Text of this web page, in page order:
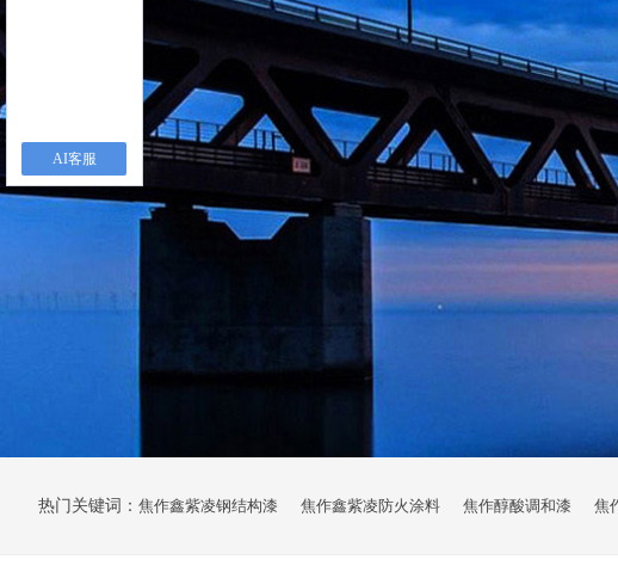
热门关键词： 焦作鑫紫凌钢结构漆 焦作鑫紫凌防火涂料 焦作醇酸调和漆 焦
AI客服